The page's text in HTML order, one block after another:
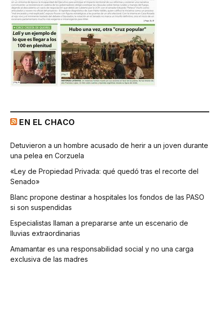
EN EL CHACO
Detuvieron a un hombre acusado de herir a un joven durante
una pelea en Corzuela
«Ley de Propiedad Privada: qué quedó tras el recorte del
Senado»
Blanc propone destinar a hospitales los fondos de las PASO
si son suspendidas
Especialistas llaman a prepararse ante un escenario de
lluvias extraordinarias
Amamantar es una responsabilidad social y no una carga
exclusiva de las madres